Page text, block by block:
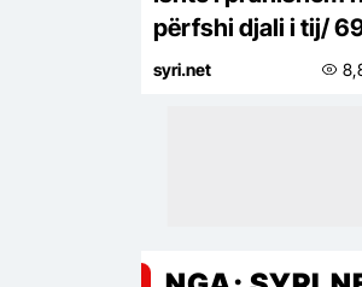
përfshi djali i tij/
jetë nga arresti
syri.net